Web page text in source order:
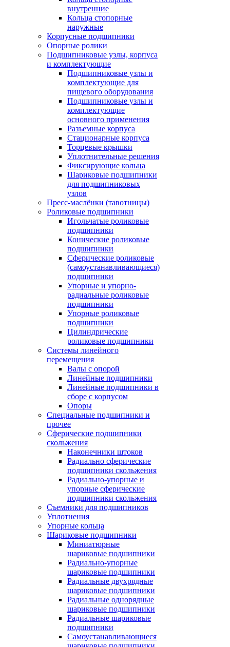
внутренние
Кольца стопорные
наружные
Корпусные подшипники
Опорные ролики
Подшипниковые узлы, корпуса
и комплектующие
Подшипниковые узлы и
комплектующие для
пищевого оборудования
Подшипниковые узлы и
комплектующие
основного применения
Разъемные корпуса
Стационарные корпуса
Торцевые крышки
Уплотнительные решения
Фиксирующие кольца
Шариковые подшипники
для подшипниковых
узлов
Пресс-маслёнки (тавотницы)
Роликовые подшипники
Игольчатые роликовые
подшипники
Конические роликовые
подшипники
Сферические роликовые
(самоустанавливающиеся)
подшипники
Упорные и упорно-
радиальные роликовые
подшипники
Упорные роликовые
подшипники
Цилиндрические
роликовые подшипники
Системы линейного
перемещения
Валы с опорой
Линейные подшипники
Линейные подшипники в
сборе с корпусом
Опоры
Специальные подшипники и
прочее
Сферические подшипники
скольжения
Наконечники штоков
Радиально сферические
подшипники скольжения
Радиально-упорные и
упорные сферические
подшипники скольжения
Съемники для подшипников
Уплотнения
Упорные кольца
Шариковые подшипники
Миниатюрные
шариковые подшипники
Радиально-упорные
шариковые подшипники
Радиальные двухрядные
шариковые подшипники
Радиальные однорядные
шариковые подшипники
Радиальные шариковые
подшипники
Самоустанавливающиеся